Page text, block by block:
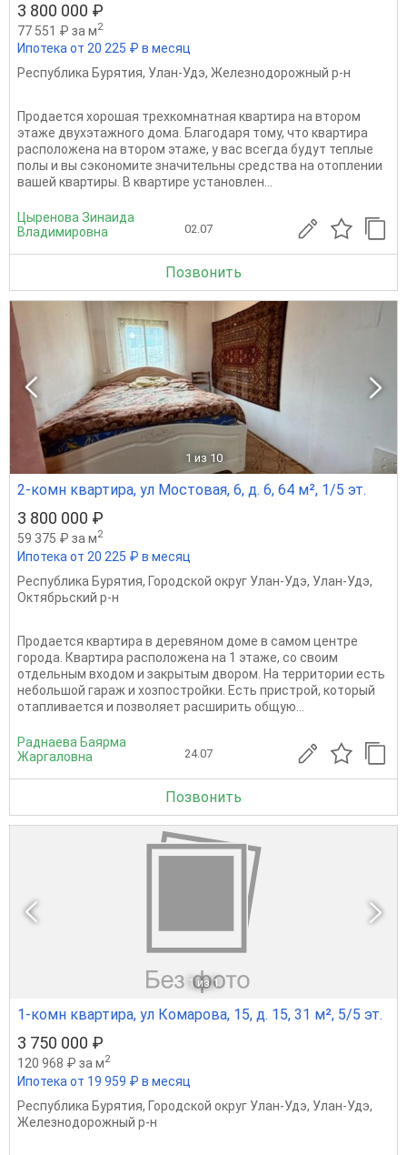
3 800 000 ₽
77 551 ₽ за м2
Ипотека от 20 225 ₽ в месяц
Республика Бурятия, Улан-Удэ, Железнодорожный р-н
Продается хорошая трехкомнатная квартира на втором
этаже двухэтажного дома. Благодаря тому, что квартира
расположена на втором этаже, у вас всегда будут теплые
полы и вы сэкономите значительны средства на отоплении
вашей квартиры. В квартире установлен...
Цыренова Зинаида
Владимировна
02.07
Позвонить
1 из 10
2-комн квартира, ул Мостовая, 6, д. 6, 64 м², 1/5 эт.
3 800 000 ₽
59 375 ₽ за м2
Ипотека от 20 225 ₽ в месяц
Республика Бурятия, Городской округ Улан-Удэ, Улан-Удэ,
Октябрьский р-н
Продается квартира в деревяном доме в самом центре
города. Квартира расположена на 1 этаже, со своим
отдельным входом и закрытым двором. На территории есть
небольшой гараж и хозпостройки. Есть пристрой, который
отапливается и позволяет расширить общую...
Раднаева Баярма
Жаргаловна
24.07
Позвонить
1 из 1
1-комн квартира, ул Комарова, 15, д. 15, 31 м², 5/5 эт.
3 750 000 ₽
120 968 ₽ за м2
Ипотека от 19 959 ₽ в месяц
Республика Бурятия, Городской округ Улан-Удэ, Улан-Удэ,
Железнодорожный р-н